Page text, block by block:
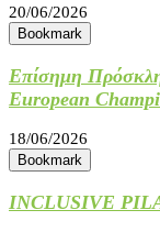
20/06/2026
Bookmark
Επίσημη
European
18/06/2026
Bookmark
INCLUSIVE